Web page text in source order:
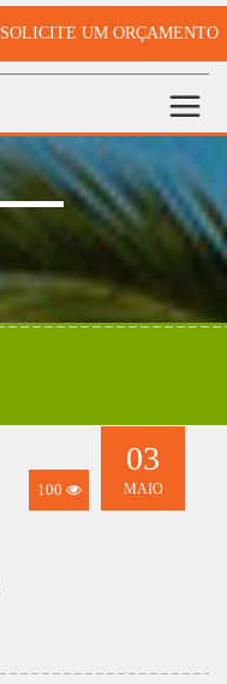
SOLICITE UM ORÇAMENTO
100
03
MAIO